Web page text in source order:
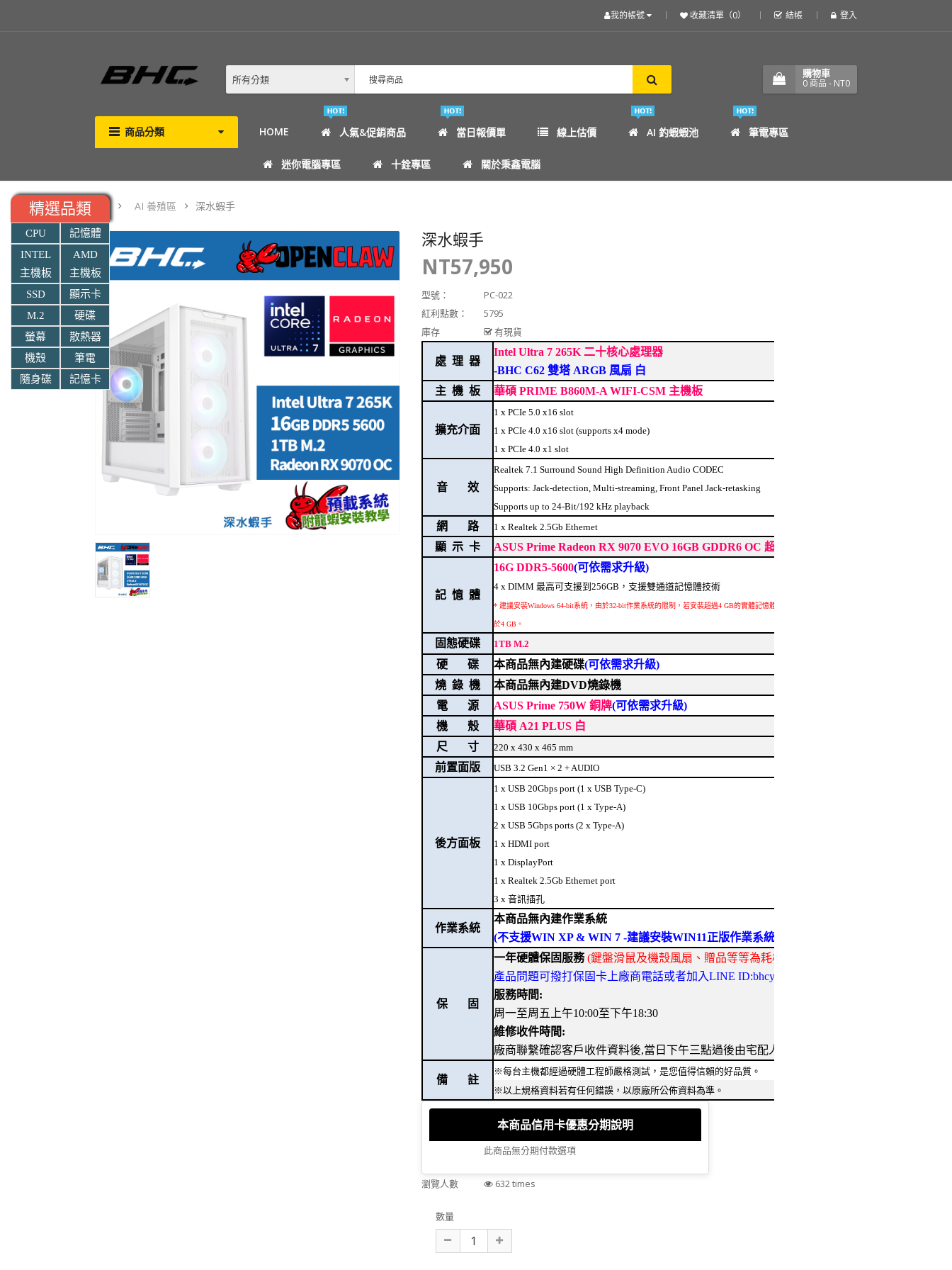
我的帳號 收藏清單（0） 結帳 登入
所有分類 購物車
0商品 - NT0
商品分類 HOME 人氣&促銷商品 當日報價單 線上估價 AI 釣蝦蝦池 筆電專區
迷你電腦專區 十銓專區 關於秉鑫電腦
AI 養殖區 深水蝦手
深水蝦手
NT57,950
型號：
PC-022
紅利點數：
5795
庫存
有現貨
處 理 器
Intel Ultra 7 265K 二十核心處理器
-BHC C62 雙塔 ARGB 風扇 白
主 機 板
華碩 PRIME B860M-A WIFI-CSM 主機板
擴充介面
1 x PCIe 5.0 x16 slot
1 x PCIe 4.0 x16 slot (supports x4 mode)
1 x PCIe 4.0 x1 slot
音 效
Realtek 7.1 Surround Sound High Definition Audio CODEC
Supports: Jack-detection, Multi-streaming, Front Panel Jack-retasking
Supports up to 24-Bit/192 kHz playback
網 路 1 x Realtek 2.5Gb Ethernet
顯 示 卡 ASUS Prime Radeon RX 9070 EVO 16GB GDDR6 OC 超頻版
記 憶 體
16G DDR5-5600(可依需求升級)
4 x DIMM 最高可支援到256GB，支援雙通道記憶體技術
* 建議安裝Windows 64-bit系統，由於32-bit作業系統的限制，若安裝超過4 GB的實體記憶體時，實際上顯示之記憶體容量將少
於4 GB。
固態硬碟 1TB M.2
硬 碟 本商品無內建硬碟(可依需求升級)
燒 錄 機
本商品無內建DVD燒錄機
電 源
ASUS Prime 750W 銅牌(可依需求升級)
機 殼
華碩 A21 PLUS 白
尺 寸
220 x 430 x 465 mm
前置面版 USB 3.2 Gen1 × 2 + AUDIO
後方面板
1 x USB 20Gbps port (1 x USB Type-C)
1 x USB 10Gbps port (1 x Type-A)
2 x USB 5Gbps ports (2 x Type-A)
1 x HDMI port
1 x DisplayPort
1 x Realtek 2.5Gb Ethernet port
3 x 音訊插孔
作業系統
本商品無內建作業系統
(不支援WIN XP & WIN 7 -建議安裝WIN11正版作業系統)
保 固
一年硬體保固服務 (鍵盤滑鼠及機殼風扇、贈品等等為耗材不在此保固範圍)
產品問題可撥打保固卡上廠商電話或者加入LINE ID:bhcyo 詢問
服務時間:
周一至周五上午10:00至下午18:30
維修收件時間:
廠商聯繫確認客戶收件資料後,當日下午三點過後由宅配人員依路線收件
備 註
※每台主機都經過硬體工程師嚴格測試，是您值得信賴的好品質。
※以上規格資料若有任何錯誤，以原廠所公佈資料為準。
本商品信用卡優惠分期說明
此商品無分期付款選項
瀏覽人數 632 times
數量
精選品類
CPU
記憶體
INTEL
主機板
AMD
主機板
SSD
顯示卡
M.2
硬碟
螢幕
散熱器
機殼
筆電
隨身碟
記憶卡